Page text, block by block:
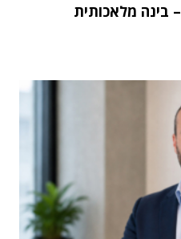
"העתיד הוא Physical AI – בינה מלאכותית